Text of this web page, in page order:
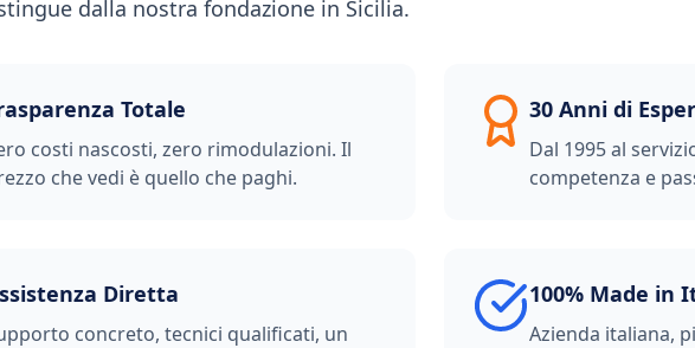
dalla nostra fondazione in Sicilia.
Totale
costi nascosti, zero rimodulazioni. Il
che vedi è quello che paghi.
30 Anni di
Dal 1995 al
competenza e
Diretta
concreto, tecnici qualificati, un
100% Made in
Azienda italiana,